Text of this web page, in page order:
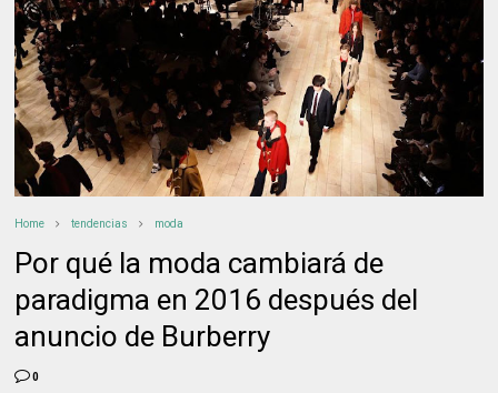
Home tendencias moda
Por qué la moda cambiará de
paradigma en 2016 después del
anuncio de Burberry
0